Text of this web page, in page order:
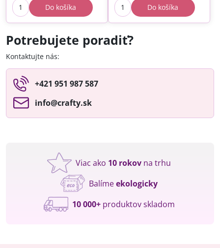
Do košíka Do košíka
Potrebujete poradiť?
Kontaktujte nás:
+421 951 987 587
info​@crafty​.sk
Viac ako 10 rokov na trhu
Balímeekologicky
10 000+produktov skladom